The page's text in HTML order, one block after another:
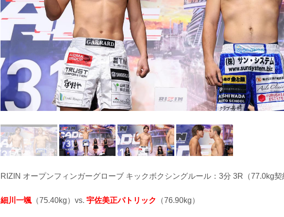
RIZIN オープンフィンガーグローブ キックボクシングルール：3分 3R（77.0kg契
細川一颯 （75.40kg）vs. 宇佐美正パトリック （76.90kg）